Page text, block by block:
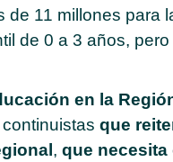
de 11 millones para
de 0 a 3 años,
en la
continuistas que
, que necesita